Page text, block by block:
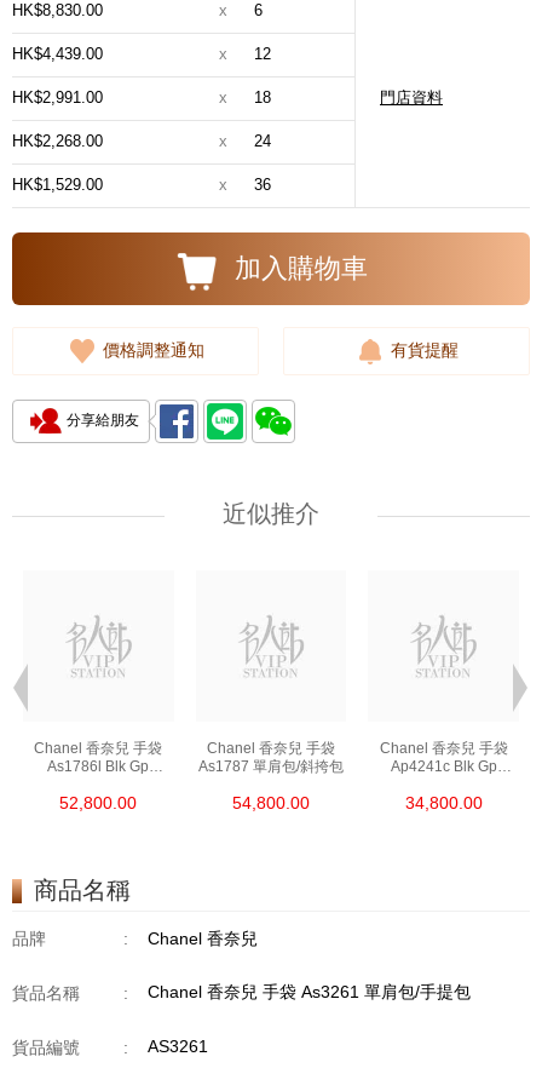
HK$8,830.00 x 6
門店資料
HK$4,439.00 x 12
HK$2,991.00 x 18
HK$2,268.00 x 24
HK$1,529.00 x 36
加入購物車
價格調整通知 有貨提醒
分享給朋友
近似推介
Chanel 香奈兒 手袋
As1786l Blk Gp
52,800.00
Chanel 香奈兒 手袋
As1787 單肩包/斜挎包
54,800.00
Chanel 香奈兒 手袋
Ap4241c Blk Gp
34,800.00
商品名稱
品牌 : Chanel 香奈兒
貨品名稱 : Chanel 香奈兒 手袋 As3261 單肩包/手提包
貨品編號 : AS3261